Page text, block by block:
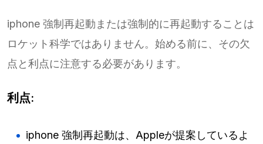
iphone 強制再起動または強制的に再起動することは
ロケット科学ではありません。始める前に、その欠
点と利点に注意する必要があります。
利点:
iphone 強制再起動は、Appleが提案しているよ